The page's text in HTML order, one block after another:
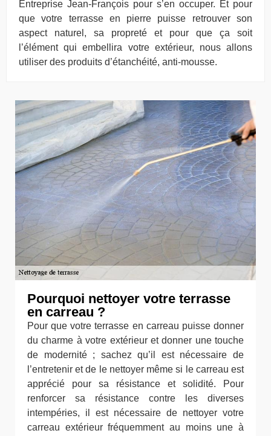
Entreprise Jean-François pour s’en occuper. Et pour
que votre terrasse en pierre puisse retrouver son
aspect naturel, sa propreté et pour que ça soit
l’élément qui embellira votre extérieur, nous allons
utiliser des produits d’étanchéité, anti-mousse.
Pourquoi nettoyer votre terrasse
en carreau ?
Pour que votre terrasse en carreau puisse donner
du charme à votre extérieur et donner une touche
de modernité ; sachez qu’il est nécessaire de
l’entretenir et de le nettoyer même si le carreau est
apprécié pour sa résistance et solidité. Pour
renforcer sa résistance contre les diverses
intempéries, il est nécessaire de nettoyer votre
carreau extérieur fréquemment au moins une à